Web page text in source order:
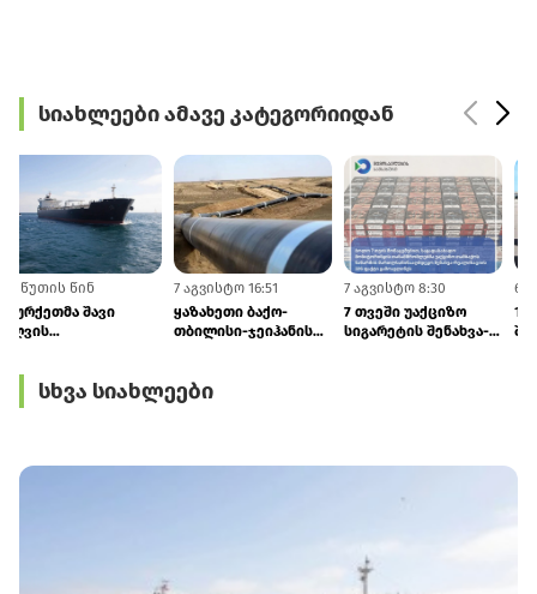
სიახლეები ამავე კატეგორიიდან
16 წუთის წინ
თურქეთმა შავი
ზღვის
გატარება აღადგინა
7 აგვისტო 16:51
ყაზახეთი ბაქო-
თბილისი-ჯეიჰანის
1,7 მლნ ტონამდე
7 აგვისტო 8:30
7 თვეში უაქციზო
სიგარეტის შენახვა-
სხვა სიახლეები